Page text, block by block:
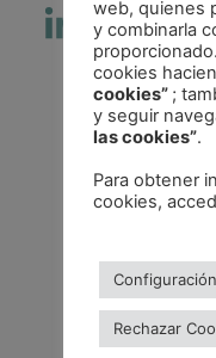
web, quienes
y combinarla
cookies
cookies” ;
y seguir
las cookies”.
Para obtener
cookies,
Rechazar